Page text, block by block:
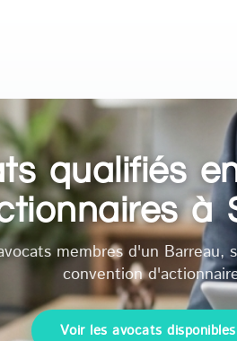
qualifiés
à
membres d'un Barreau,
convention
Voir les avocats